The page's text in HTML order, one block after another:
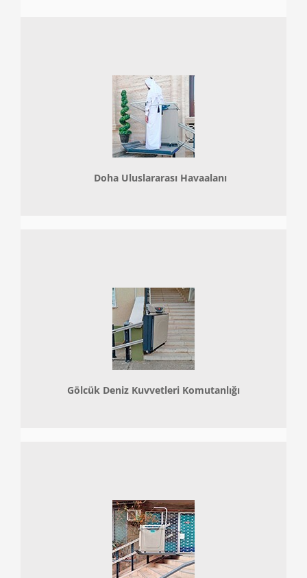
Doha Uluslararası Havaalanı
Gölcük Deniz Kuvvetleri Komutanlığı